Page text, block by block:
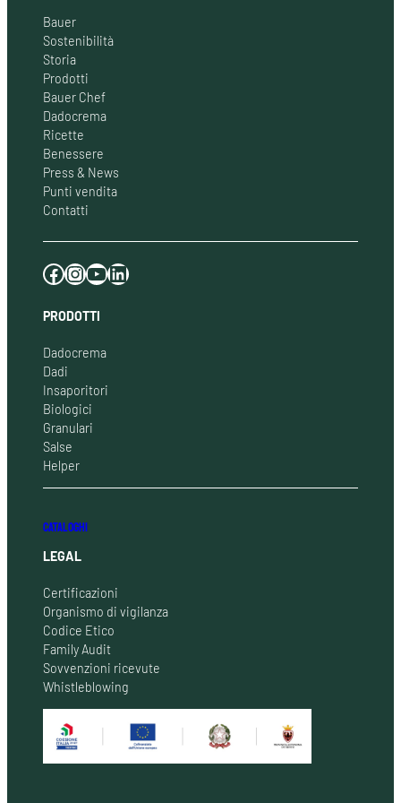
Bauer
Sostenibilità
Storia
Prodotti
Bauer Chef
Dadocrema
Ricette
Benessere
Press & News
Punti vendita
Contatti
Facebook Instagram YouTube LinkedIn
PRODOTTI
Dadocrema
Dadi
Insaporitori
Biologici
Granulari
Salse
Helper
CATALOGHI
LEGAL
Certificazioni
Organismo di vigilanza
Codice Etico
Family Audit
Sovvenzioni ricevute
Whistleblowing